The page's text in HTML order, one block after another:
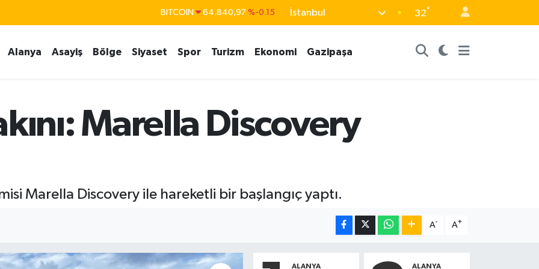
İstanbul 32°
Alanya Asayiş Bölge Siyaset Spor Turizm Ekonomi Gazipaşa
Marella Discovery
Marella Discovery ile hareketli bir başlangıç yaptı.
A- A+
ALANYA ALANYA